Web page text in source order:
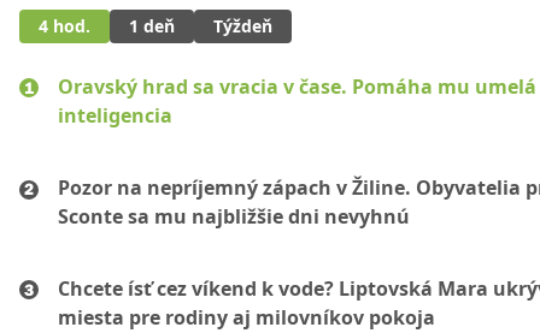
4 hod. 1 deň Týždeň
Oravský hrad sa vracia v čase. Pomáha mu umelá
inteligencia
Pozor na nepríjemný zápach v Žiline. Obyvatelia
Sconte sa mu najbližšie dni nevyhnú
Chcete ísť cez víkend k vode? Liptovská Mara
miesta pre rodiny aj milovníkov pokoja